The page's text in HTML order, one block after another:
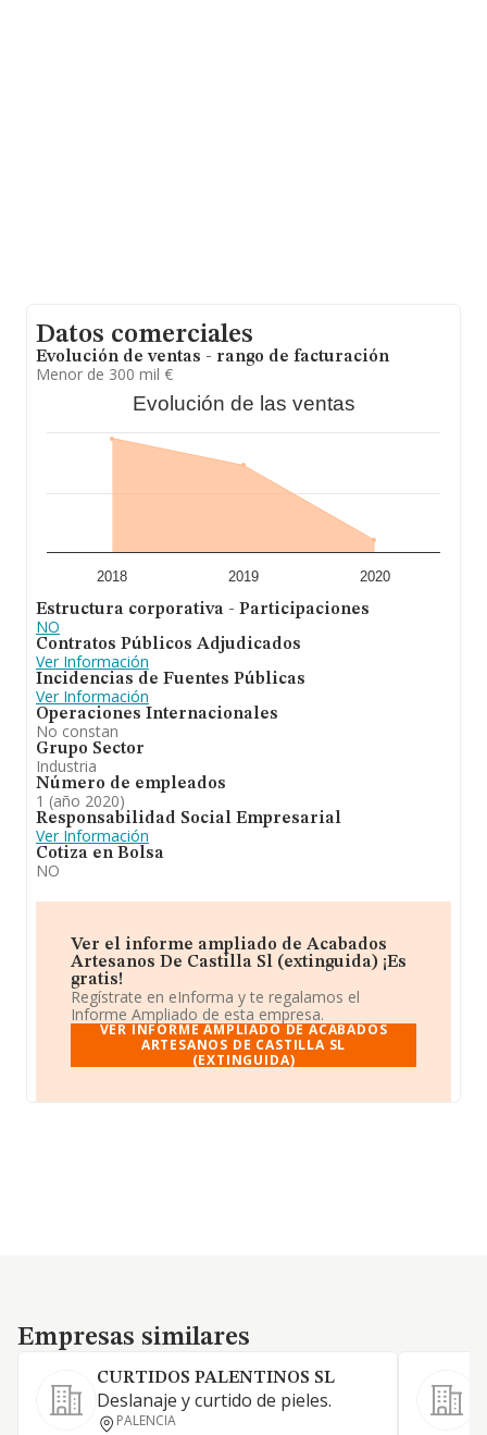
Datos comerciales
Evolución de ventas - rango de facturación
Menor de 300 mil €
Evolución de las ventas
2018 2019 2020
Estructura corporativa - Participaciones
NO
Contratos Públicos Adjudicados
Ver Información
Incidencias de Fuentes Públicas
Ver Información
Operaciones Internacionales
No constan
Grupo Sector
Industria
Número de empleados
1 (año 2020)
Responsabilidad Social Empresarial
Ver Información
Cotiza en Bolsa
NO
Ver el informe ampliado de Acabados
Artesanos De Castilla Sl (extinguida) ¡Es
gratis!
Regístrate en eInforma y te regalamos el
Informe Ampliado de esta empresa.
VER INFORME AMPLIADO DE ACABADOS
ARTESANOS DE CASTILLA SL
(EXTINGUIDA)
Empresas similares
Empresas similares
CURTIDOS PALENTINOS SL
Deslanaje y curtido de pieles.
PALENCIA